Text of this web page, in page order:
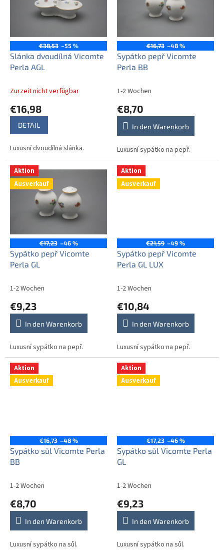
€38,53 –55 %
Slánka dvoudílná Vicomte
Perla AGL
Zurzeit nicht verfügbar
€16,98
DETAIL
Luxusní dvoudílná slánka.
€16,73 –48 %
Sypátko pepř Vicomte
Perla BB
1-2 Wochen
€8,70
In den Warenkorb
Luxusní sypátko na pepř.
Aktion
Ausverkauf
€17,23 –46 %
Sypátko pepř Vicomte
Perla GL
1-2 Wochen
€9,23
In den Warenkorb
Luxusní sypátko na pepř.
Aktion
Ausverkauf
€21,59 –49 %
Sypátko pepř Vicomte
Perla GL LUX
1-2 Wochen
€10,84
In den Warenkorb
Luxusní sypátko na pepř.
Aktion
Ausverkauf
€16,73 –48 %
Sypátko sůl Vicomte Perla
BB
1-2 Wochen
€8,70
In den Warenkorb
Luxusní sypátko na sůl.
Aktion
Ausverkauf
€17,23 –46 %
Sypátko sůl Vicomte Perla
GL
1-2 Wochen
€9,23
In den Warenkorb
Luxusní sypátko na sůl.